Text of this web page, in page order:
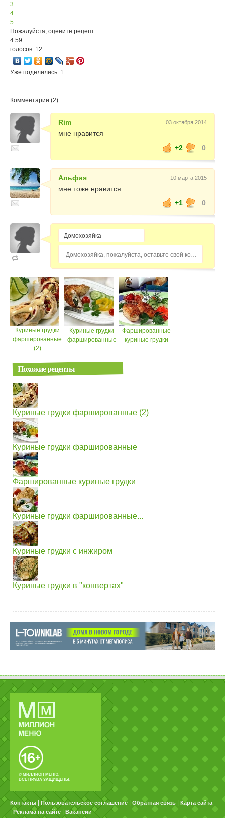
3
4
5
Пожалуйста, оцените рецепт
4.59
голосов: 12
Уже поделились: 1
Комментарии (2):
Rim 03 октября 2014
мне нравится
+2
0
Альфия 10 марта 2015
мне тоже нравится
+1
0
Домохозяйка, пожалуйста, оставьте свой комментарий...
Куриные грудки
фаршированные
(2)
Куриные грудки
фаршированные
Фаршированные
куриные грудки
Похожие рецепты
Куриные грудки фаршированные (2)
Куриные грудки фаршированные
Фаршированные куриные грудки
Куриные грудки фаршированные...
Куриные грудки с инжиром
Куриные грудки в "конвертах"
© МИЛЛИОН МЕНЮ.
ВСЕ ПРАВА ЗАЩИЩЕНЫ.
Контакты Пользовательское соглашение Обратная связь Карта сайта
|Реклама на сайте Вакансии